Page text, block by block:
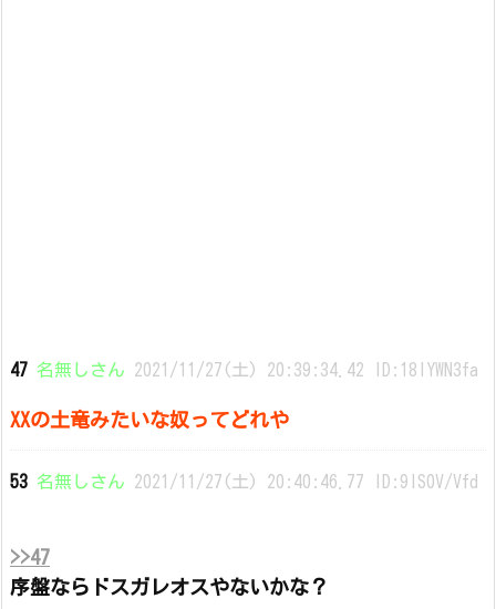
47 名無しさん 2021/11/27(土) 20:39:34.42 ID:18IYWN3fa
XXの土竜みたいな奴ってどれや
53 名無しさん 2021/11/27(土) 20:40:46.77 ID:9IS0V/Vfd
>>47
序盤ならドスガレオスやないかな？